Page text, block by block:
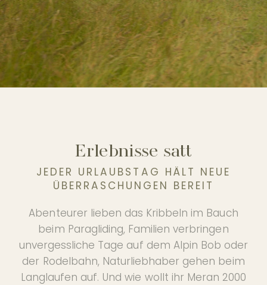
Ski in / Ski out
Wandern
Biken
Weitere Aktivitäten
Kurstadt Meran
UNSER PARTNERHOTELErlebnisse satt
JEDER URLAUBSTAG HÄLT NEUE
ÜBERRASCHUNGEN BEREIT
Abenteurer lieben das Kribbeln im Bauch
beim Paragliding, Familien verbringen
unvergessliche Tage auf dem Alpin Bob oder
der Rodelbahn, Naturliebhaber gehen beim
Langlaufen auf. Und wie wollt ihr Meran 2000